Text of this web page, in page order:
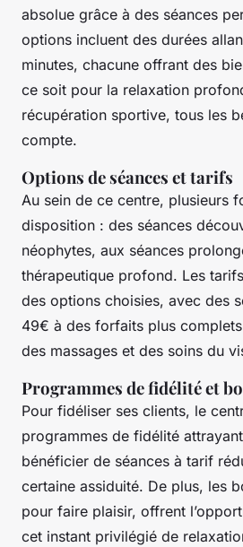
absolue grâce à des séances
options incluent des durées
minutes, chacune offrant des
ce soit pour la relaxation
récupération sportive, tous les
compte.
Options de séances et tarifs
Au sein de ce centre, plusieurs
disposition : des séances
néophytes, aux séances
thérapeutique profond. Les
des options choisies, avec des
49€ à des forfaits plus
des massages et des soins du
Programmes de fidélité et
Pour fidéliser ses clients, le
programmes de fidélité
bénéficier de séances à tarif
certaine assiduité. De plus, les
pour faire plaisir, offrent
cet instant privilégié de